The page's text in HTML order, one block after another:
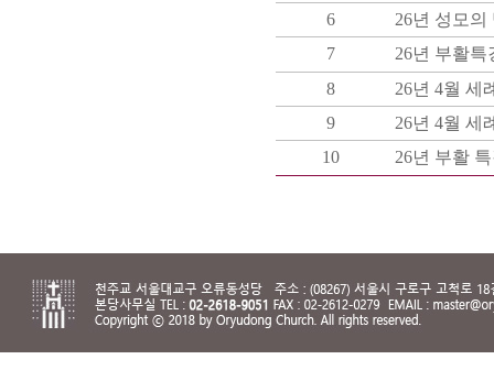
6
26년 성모
7
26년 부활특
8
26년 4월 세
9
26년 4월 세
10
26년 부활